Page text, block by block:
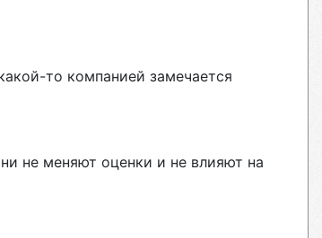
то компанией замечается
не меняют оценки и не влияют на